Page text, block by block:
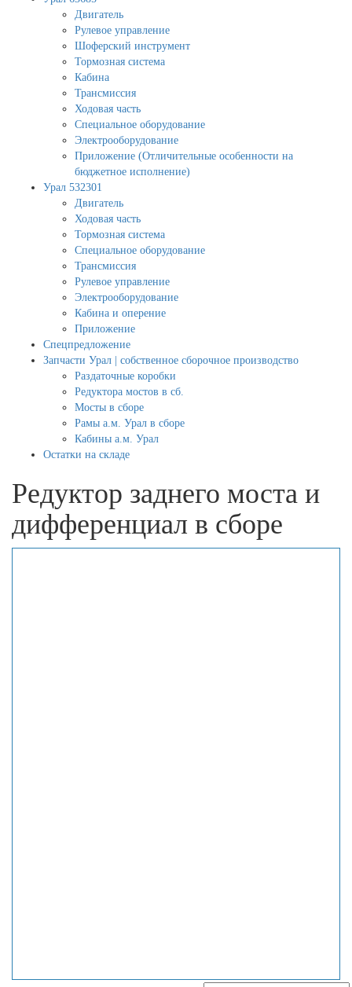
Двигатель
Рулевое управление
Шоферский инструмент
Тормозная система
Кабина
Трансмиссия
Ходовая часть
Специальное оборудование
Электрооборудование
Приложение (Отличительные особенности на
бюджетное исполнение)
Урал 532301
Двигатель
Ходовая часть
Тормозная система
Специальное оборудование
Трансмиссия
Рулевое управление
Электрооборудование
Кабина и оперение
Приложение
Спецпредложение
Запчасти Урал | собственное сборочное производство
Раздаточные коробки
Редуктора мостов в сб.
Мосты в сборе
Рамы а.м. Урал в сборе
Кабины а.м. Урал
Остатки на складе
Редуктор заднего моста и
дифференциал в сборе